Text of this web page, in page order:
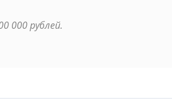
000 рублей.